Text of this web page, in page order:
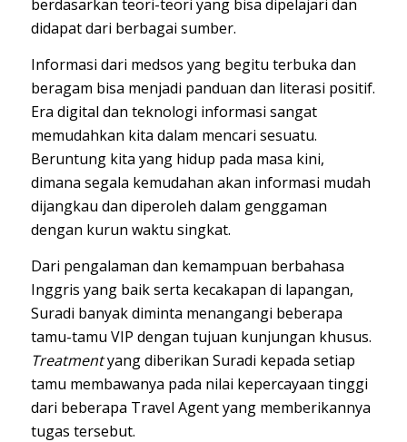
berdasarkan teori-teori yang bisa dipelajari dan
didapat dari berbagai sumber.
Informasi dari medsos yang begitu terbuka dan
beragam bisa menjadi panduan dan literasi positif.
Era digital dan teknologi informasi sangat
memudahkan kita dalam mencari sesuatu.
Beruntung kita yang hidup pada masa kini,
dimana segala kemudahan akan informasi mudah
dijangkau dan diperoleh dalam genggaman
dengan kurun waktu singkat.
Dari pengalaman dan kemampuan berbahasa
Inggris yang baik serta kecakapan di lapangan,
Suradi banyak diminta menangangi beberapa
tamu-tamu VIP dengan tujuan kunjungan khusus.
Treatmentyang diberikan Suradi kepada setiap
tamu membawanya pada nilai kepercayaan tinggi
dari beberapa Travel Agent yang memberikannya
tugas tersebut.